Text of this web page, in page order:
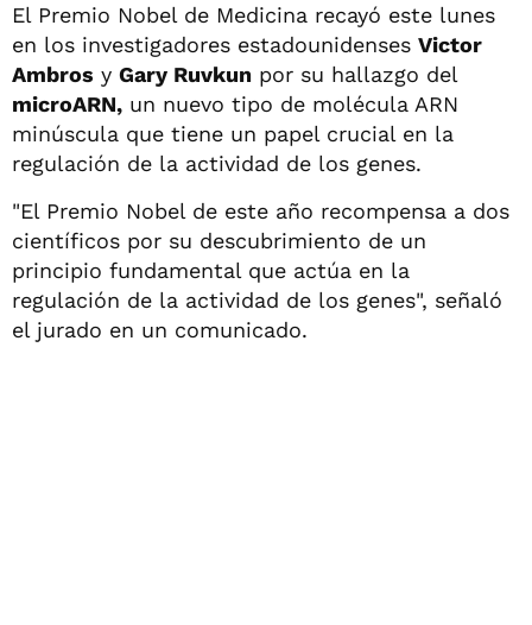
El Premio Nobel de Medicina recayó este lunes
en los investigadores estadounidenses Victor
Ambros y Gary Ruvkun por su hallazgo del
microARN, un nuevo tipo de molécula ARN
minúscula que tiene un papel crucial en la
regulación de la actividad de los genes.
"El Premio Nobel de este año recompensa a dos
científicos por su descubrimiento de un
principio fundamental que actúa en la
regulación de la actividad de los genes", señaló
el jurado en un comunicado.